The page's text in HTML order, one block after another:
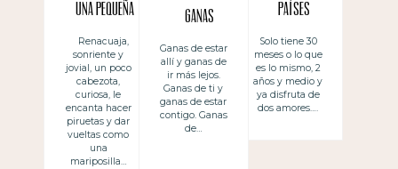
una pequeña
bilingüe (y
algunas
herramientas)
Renacuaja,
sonriente y
jovial, un poco
cabezota,
curiosa, le
encanta hacer
piruetas y dar
vueltas como
una
mariposilla…
Ganas
Ganas de estar
allí y ganas de
ir más lejos.
Ganas de ti y
ganas de estar
contigo. Ganas
de…
países
Solo tiene 30
meses o lo que
es lo mismo, 2
años y medio y
ya disfruta de
dos amores….